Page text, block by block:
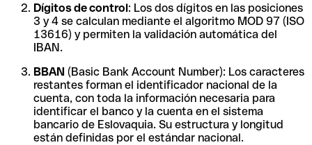
Dígitos de control: Los dos dígitos en las posiciones
3 y 4 se calculan mediante el algoritmo MOD 97 (ISO
13616) y permiten la validación automática del
IBAN.
BBAN (Basic Bank Account Number): Los caracteres
restantes forman el identificador nacional de la
cuenta, con toda la información necesaria para
identificar el banco y la cuenta en el sistema
bancario de Eslovaquia. Su estructura y longitud
están definidas por el estándar nacional.